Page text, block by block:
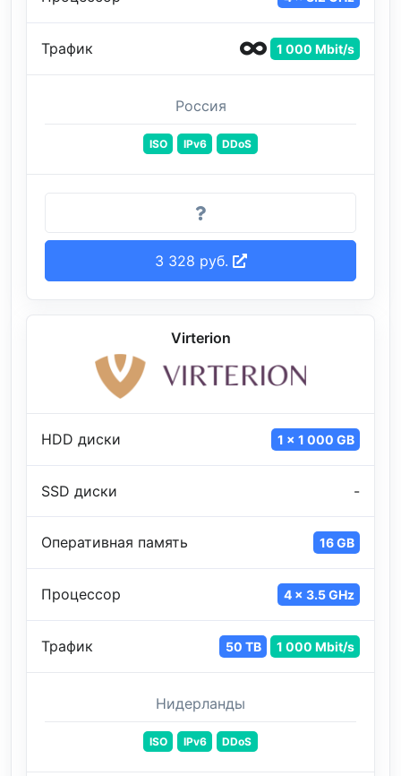
Трафик 1 000 Mbit/s
Россия
ISO IPv6 DDoS
3 328 руб.
Virterion
HDD диски 1 x 1 000 GB
SSD диски -
Оперативная память 16 GB
Процессор 4 x 3.5 GHz
Трафик 50 TB 1 000 Mbit/s
Нидерланды
ISO IPv6 DDoS